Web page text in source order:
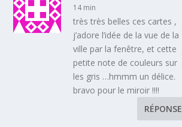
14 min
très très belles ces cartes ,
j’adore l’idée de la vue de la
ville par la fenêtre, et cette
petite note de couleurs sur
les gris …hmmm un délice.
bravo pour le miroir !!!!
RÉPONSE